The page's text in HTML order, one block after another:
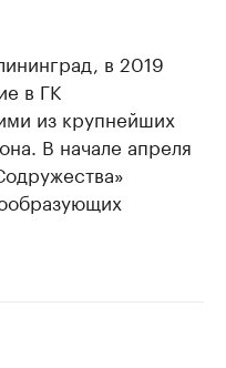
в 2019
в ГК
из крупнейших
В начале апреля